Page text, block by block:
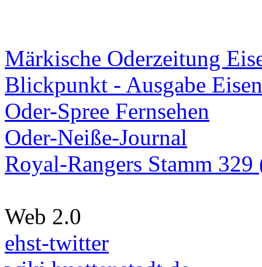
Märkische Oderzeitung
Blickpunkt - Ausgabe
Oder-Spree Fernsehen
Oder-Neiße-Journal
Royal-Rangers Stamm
Web 2.0
ehst-twitter